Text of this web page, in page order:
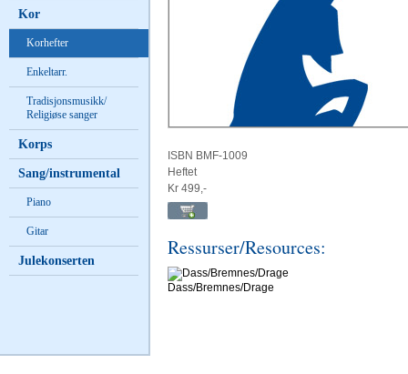
Kor
Korhefter
Enkeltarr.
Tradisjonsmusikk/
Religiøse sanger
Korps
Sang/instrumental
Piano
Gitar
Julekonserten
ISBN BMF-1009
Heftet
Kr 499,-
Ressurser/Resources:
Dass/Bremnes/Drage